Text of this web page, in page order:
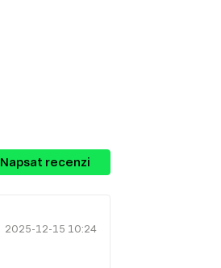
podle
Napsat recenzi
2025-12-15 10:24